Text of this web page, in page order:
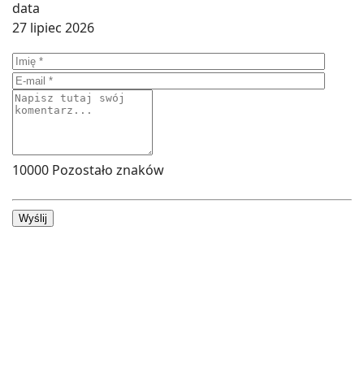
27 lipiec 2026
10000 Pozostało znaków
Wyślij